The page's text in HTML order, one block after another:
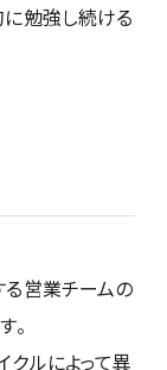
勉強し続ける
る営業チームの
。
ルによって異